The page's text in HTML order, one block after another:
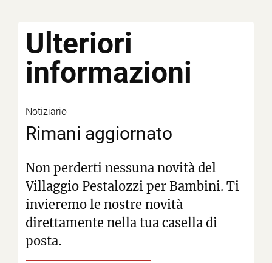
Ulteriori
informazioni
Notiziario
Rimani aggiornato
Non perderti nessuna novità del
Villaggio Pestalozzi per Bambini. Ti
invieremo le nostre novità
direttamente nella tua casella di
posta.